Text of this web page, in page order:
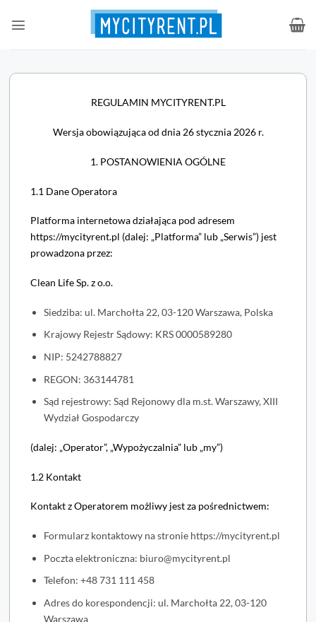
REGULAMIN MYCITYRENT.PL
Wersja obowiązująca od dnia 26 stycznia 2026 r.
1. POSTANOWIENIA OGÓLNE
1.1 Dane Operatora
Platforma internetowa działająca pod adresem
https://mycityrent.pl (dalej: „Platforma” lub „Serwis”) jest
prowadzona przez:
Clean Life Sp. z o.o.
Siedziba: ul. Marchołta 22, 03-120 Warszawa, Polska
Krajowy Rejestr Sądowy: KRS 0000589280
NIP: 5242788827
REGON: 363144781
Sąd rejestrowy: Sąd Rejonowy dla m.st. Warszawy, XIII
Wydział Gospodarczy
(dalej: „Operator”, „Wypożyczalnia” lub „my”)
1.2 Kontakt
Kontakt z Operatorem możliwy jest za pośrednictwem:
Formularz kontaktowy na stronie https://mycityrent.pl
Poczta elektroniczna: biuro@mycityrent.pl
Telefon: +48 731 111 458
Adres do korespondencji: ul. Marchołta 22, 03-120
Warszawa